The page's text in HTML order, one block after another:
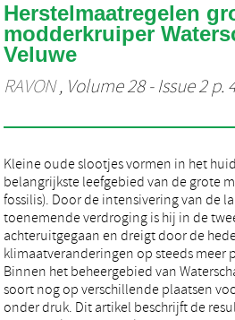
Herstelmaatregelen
modderkruiper
Veluwe
RAVON, Volume 28 - Issue 2 p.
Kleine oude slootjes vormen in het
belangrijkste leefgebied van de grote
fossilis). Door de intensivering van de
toenemende verdroging is hij in de
achteruitgegaan en dreigt door de
klimaatveranderingen op steeds meer
Binnen het beheergebied van
soort nog op verschillende plaatsen
onder druk. Dit artikel beschrijft de